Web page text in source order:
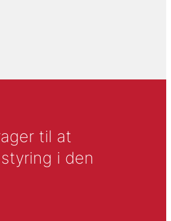
til at
i den